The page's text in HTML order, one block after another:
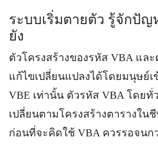
ระบบเริ่มตายตัว รู้จักปั
ยัง
ตัวโครงสร้างของรหัส VBA แล
แก้ไขเปลี่ยนแปลงได้โดยมนุษย์เ
VBE เท่านั้น ตัวรหัส VBA โดยทั่
เปลี่ยนตามโครงสร้างตารางใน
ก่อนที่จะคิดใช้ VBA ควรรอจนก